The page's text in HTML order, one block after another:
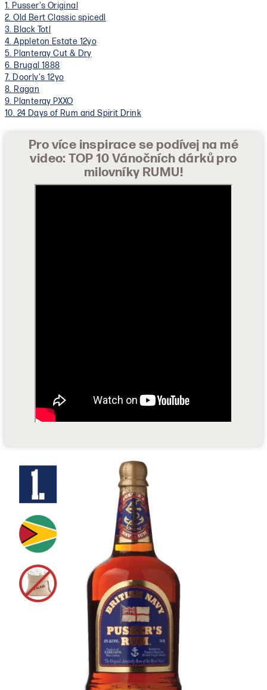
1. Pusser's Original
2. Old Bert Classic spicedl
3. Black Totl
4. Appleton Estate 12yo
5. Planteray Cut & Dry
6. Brugal 1888
7. Doorly's 12yo
8. Ragan
9. Planteray PXXO
10. 24 Days of Rum and Spirit Drink
Pro více inspirace se podívej na mé
video:TOP 10 Vánočních dárků pro
milovníky RUMU!